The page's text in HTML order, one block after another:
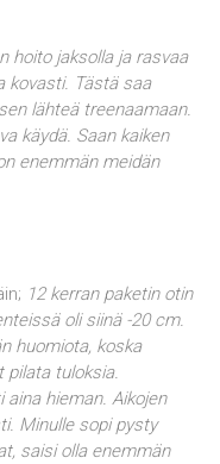
hoito jaksolla ja rasvaa
kovasti. Tästä saa
lähteä treenaamaan.
käydä. Saan kaiken
enemmän meidän
12 kerran paketin otin
oli siinä -20 cm.
huomiota, koska
pilata tuloksia.
aina hieman. Aikojen
Minulle sopi pysty
saisi olla enemmän